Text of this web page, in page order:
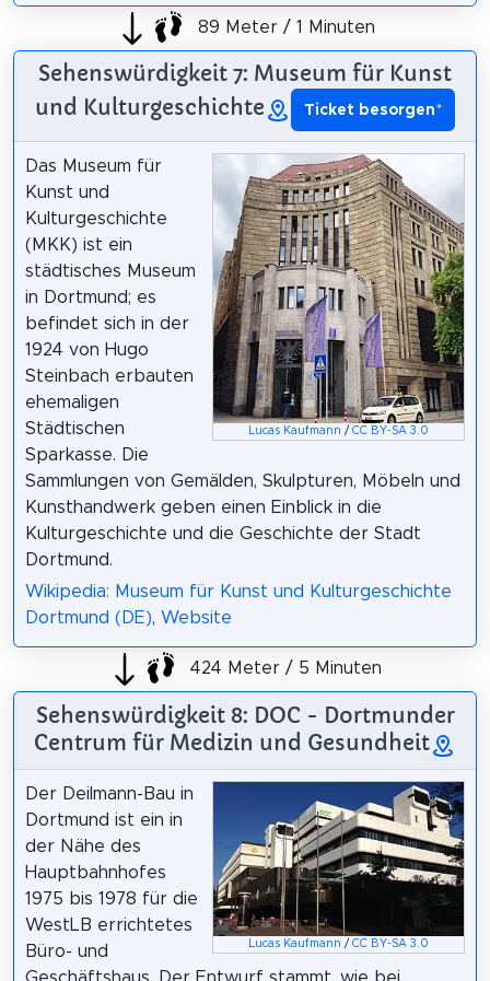
89 Meter / 1 Minuten
Sehenswürdigkeit 7: Museum für Kunst
und Kulturgeschichte
Ticket besorgen*
Lucas Kaufmann /CC BY-SA 3.0
Das Museum für
Kunst und
Kulturgeschichte
(MKK) ist ein
städtisches Museum
in Dortmund; es
befindet sich in der
1924 von Hugo
Steinbach erbauten
ehemaligen
Städtischen
Sparkasse. Die
Sammlungen von Gemälden, Skulpturen, Möbeln und
Kunsthandwerk geben einen Einblick in die
Kulturgeschichte und die Geschichte der Stadt
Dortmund.
Wikipedia: Museum für Kunst und Kulturgeschichte
Dortmund (DE), Website
424 Meter / 5 Minuten
Sehenswürdigkeit 8: DOC - Dortmunder
Centrum für Medizin und Gesundheit
Lucas Kaufmann /CC BY-SA 3.0
Der Deilmann-Bau in
Dortmund ist ein in
der Nähe des
Hauptbahnhofes
1975 bis 1978 für die
WestLB errichtetes
Büro- und